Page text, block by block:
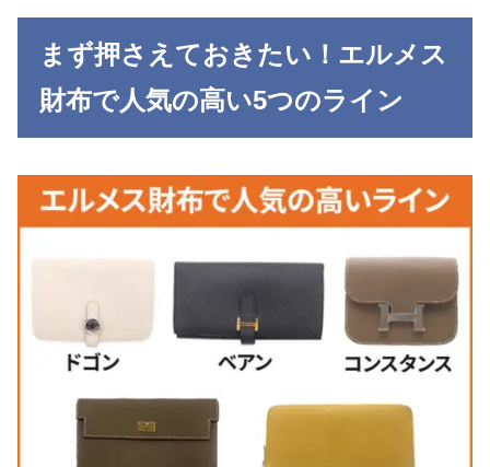
まず押さえておきたい！エルメス
財布で人気の高い5つのライン